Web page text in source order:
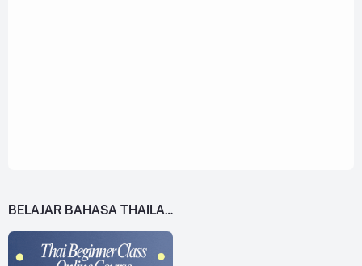
BELAJAR BAHASA THAILAND DARI 0!